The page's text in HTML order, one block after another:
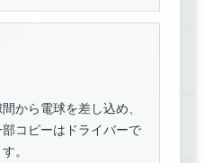
から電球を差し込め、
コピーはドライバーで
。